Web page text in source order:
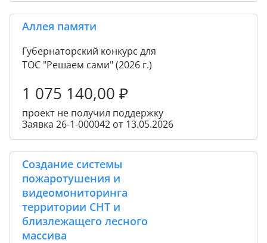
Аллея памяти
Губернаторский конкурс для
ТОС "Решаем сами" (2026 г.)
1 075 140,00 ₽
проект не получил поддержку
Заявка 26-1-000042 от 13.05.2026
Создание системы
пожаротушения и
видеомониторинга
территории СНТ и
близлежащего лесного
массива